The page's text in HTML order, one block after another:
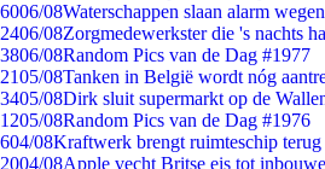
6006/08Waterschappen slaan alarm
2406/08Zorgmedewerkster die 's nachts
3806/08Random Pics van de Dag #1977
2105/08Tanken in België wordt nóg
3405/08Dirk sluit supermarkt op de
1205/08Random Pics van de Dag #1976
604/08Kraftwerk brengt ruimteschip
2004/08Apple vecht Britse eis tot